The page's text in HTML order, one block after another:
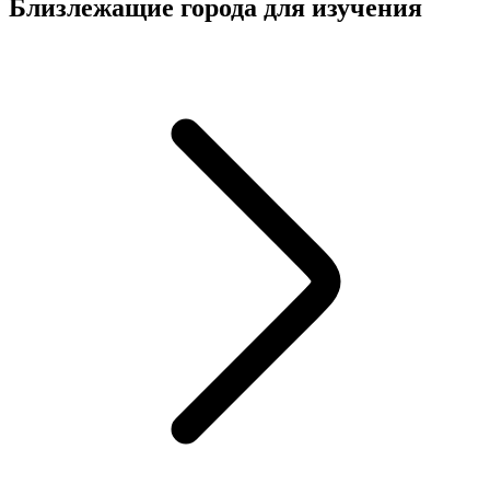
Близлежащие города для изучения